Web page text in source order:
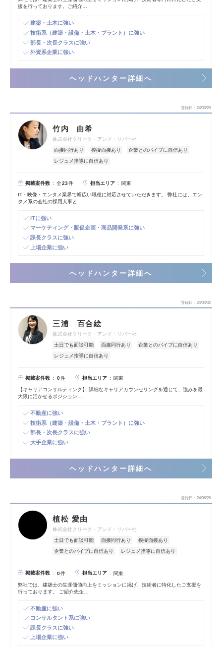
援を行っております。ご紹介…
建築・土木に強い
技術系（建築・設備・土木・プラント）に強い
部長・次長クラスに強い
外資系企業に強い
ヘッドハンター詳細へ
登録日 24/03/29
竹内 由希
株式会社クリーク・アンド・リバー社
面接同行あり
模擬面接あり
企業とのパイプに自信あり
レジュメ指導に自信あり
掲載案件数 全23件 担当エリア 関東
IT・映像・エンタメ業界で幅広い職種に対応させていただきます。 弊社には、エン
タメ系の会社の採用人事と…
ITに強い
マーケティング・販促企画・商品開発系に強い
課長クラスに強い
上場企業に強い
ヘッドハンター詳細へ
登録日 24/04/02
三浦 百合絵
株式会社クリーク・アンド・リバー社
土日でも面談可能
面接同行あり
企業とのパイプに自信あり
レジュメ指導に自信あり
掲載案件数 0件 担当エリア 関東
【キャリアコンサルティング】 詳細なキャリアカウンセリングを通じて、強みを最
大限に活かせるポジション…
不動産に強い
技術系（建築・設備・土木・プラント）に強い
部長・次長クラスに強い
大手企業に強い
ヘッドハンター詳細へ
登録日 24/06/26
植松 愛由
株式会社クリーク・アンド・リバー社
土日でも面談可能
面接同行あり
模擬面接あり
企業とのパイプに自信あり
レジュメ指導に自信あり
掲載案件数 0件 担当エリア 関東
弊社では、建築士の生涯価値向上をミッションに掲げ、技術者に特化したご支援を
行っております。 ご紹介先企…
不動産に強い
コンサルタント系に強い
課長クラスに強い
上場企業に強い